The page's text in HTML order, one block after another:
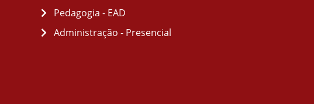
Pedagogia - EAD
Administração - Presencial